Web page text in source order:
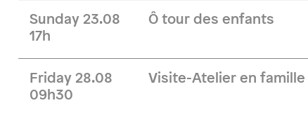
Sunday 23.08
17h
Ô tour des enfants
Friday 28.08
09h30
Visite-Atelier en famille